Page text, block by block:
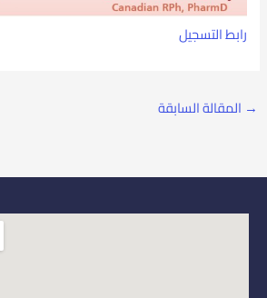
رابط التسجيل
→ المقالة السابقة